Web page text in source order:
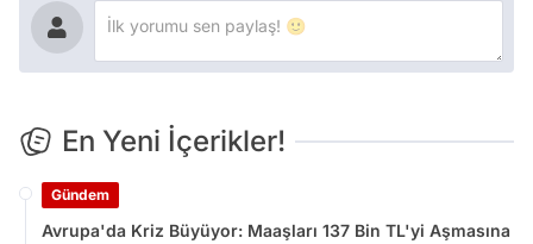
En Yeni İçerikler!
Gündem
Avrupa'da Kriz Büyüyor: Maaşları 137 Bin TL'yi Aşmasına